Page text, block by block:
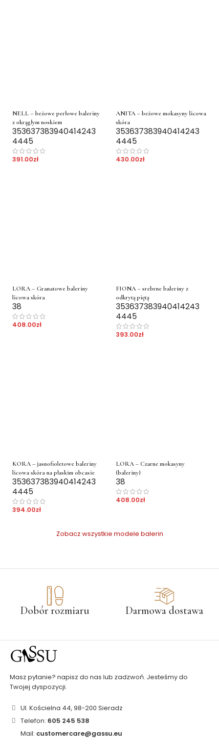
NELL – beżowe perłowe baleriny
z okrągłym noskiem
353637383940414243
4445
391.00zł
ANITA – beżowe mokasyny licowa
skóra
353637383940414243
4445
430.00zł
LORA – Granatowe baleriny
licowa skóra
38
408.00zł
FIONA – srebrne baleriny z
odkrytą piętą
353637383940414243
4445
393.00zł
KORA – jasnofioletowe baleriny
licowa skóra na płaskim obcasie
353637383940414243
4445
394.00zł
LORA – Czarne mokasyny
(baleriny)
38
408.00zł
Zobacz wszystkie modele balerin
Dobór rozmiaru Darmowa dostawa
Masz pytanie? napisz do nas lub zadzwoń. Jesteśmy do
Twojej dyspozycji.
Ul. Kościelna 44, 98-200 Sieradz
Telefon: 605 245 538
Mail: customercare@gassu.eu